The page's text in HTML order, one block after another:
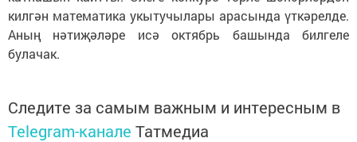
килгән математика укытучылары арасында үткәрелде.
Аның нәтиҗәләре исә октябрь башында билгеле
булачак.
Следите за самым важным и интересным в
Telegram-канале Татмедиа